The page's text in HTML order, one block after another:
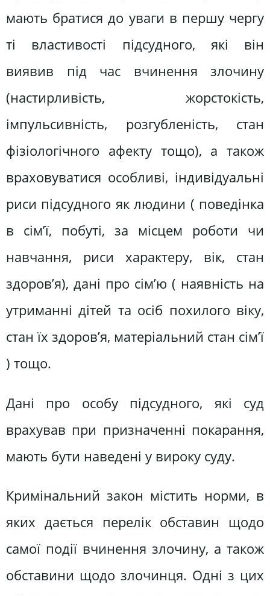
мають братися до уваги в першу чергу
ті властивості підсудного, які він
виявив під час вчинення злочину
(настирливість, жорстокість,
імпульсивність, розгубленість, стан
фізіологічного афекту тощо), а також
враховуватися особливі, індивідуальні
риси підсудного як людини ( поведінка
в сім’ї, побуті, за місцем роботи чи
навчання, риси характеру, вік, стан
здоров’я), дані про сім’ю ( наявність на
утриманні дітей та осіб похилого віку,
стан їх здоров’я, матеріальний стан сім’ї
) тощо.
Дані про особу підсудного, які суд
врахував при призначенні покарання,
мають бути наведені у вироку суду.
Кримінальний закон містить норми, в
яких дається перелік обставин щодо
самої події вчинення злочину, а також
обставини щодо злочинця. Одні з цих